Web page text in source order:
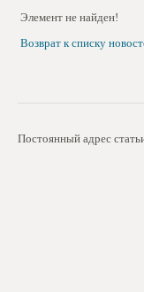
Элемент не найден!
Возврат к списку
Постоянный адрес